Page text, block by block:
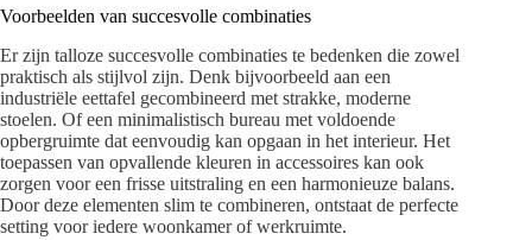
Voorbeelden van succesvolle combinaties
Er zijn talloze succesvolle combinaties te bedenken die zowel
praktisch als stijlvol zijn. Denk bijvoorbeeld aan een
industriële eettafel gecombineerd met strakke, moderne
stoelen. Of een minimalistisch bureau met voldoende
opbergruimte dat eenvoudig kan opgaan in het interieur. Het
toepassen van opvallende kleuren in accessoires kan ook
zorgen voor een frisse uitstraling en een harmonieuze balans.
Door deze elementen slim te combineren, ontstaat de perfecte
setting voor iedere woonkamer of werkruimte.